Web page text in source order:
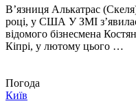
В’язниця Алькатрас
році, у США У ЗМІ
відомого бізнесмена
Кіпрі, у лютому цього …
Погода
Київ